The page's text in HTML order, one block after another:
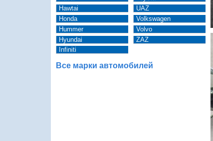
Hawtai
Honda
Hummer
Hyundai
Infiniti
UAZ
Volkswagen
Volvo
ZAZ
Все марки автомобилей